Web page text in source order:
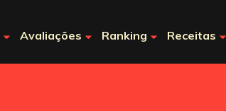
Avaliações Ranking Receitas